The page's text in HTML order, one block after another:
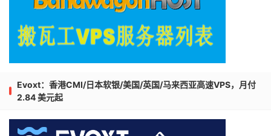
Evoxt：香港CMI/日本软银/美国/英国/马来西亚高速VPS，月付
2.84 美元起